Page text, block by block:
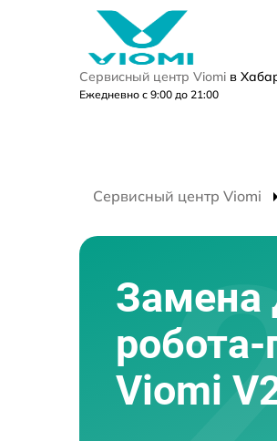
Сервисный центр Viomi в
Ежедневно с 9:00 до 21:00
Сервисный центр Viomi
Замена
Viomi